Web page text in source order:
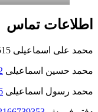
اطلاعات تماس
محمد علی اسماعیلی 09122203515
محمد حسین اسماعیلی
محمد رسول اسماعیلی